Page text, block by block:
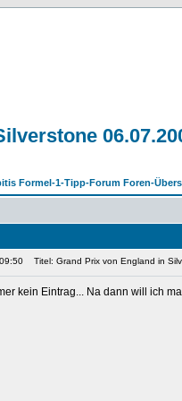
Formel-1-Tipp-Forum Foren-
Titel: Grand Prix von England in
kein Eintrag... Na dann will ich